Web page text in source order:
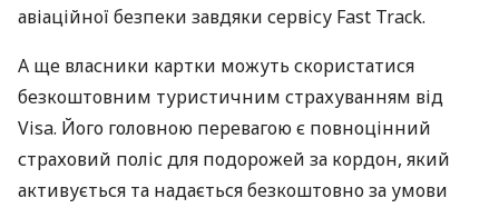
авіаційної безпеки завдяки сервісу Fast Track.
А ще власники картки можуть скористатися
безкоштовним туристичним страхуванням від
Visa. Його головною перевагою є повноцінний
страховий поліс для подорожей за кордон, який
активується та надається безкоштовно за умови